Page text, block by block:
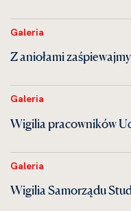
Galeria
Z aniołami
Galeria
Wigilia pracowników
Galeria
Wigilia Samorządu